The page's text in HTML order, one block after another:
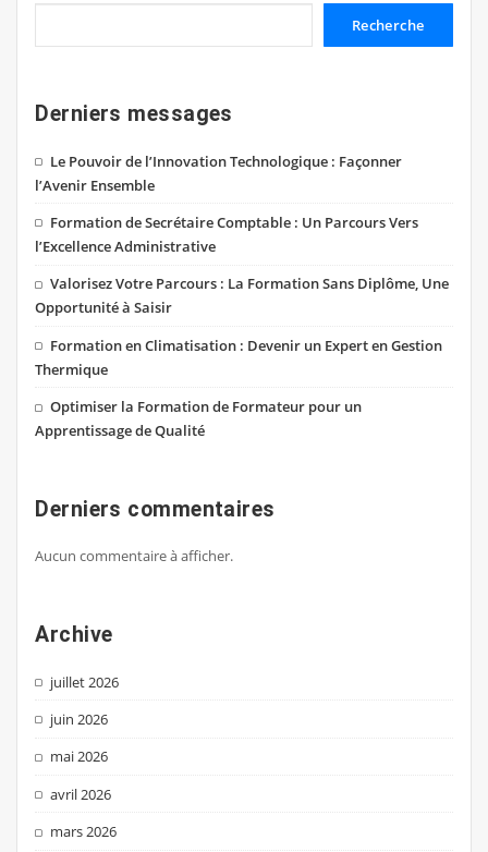
Recherche
Derniers messages
Le Pouvoir de l’Innovation Technologique : Façonner
l’Avenir Ensemble
Formation de Secrétaire Comptable : Un Parcours Vers
l’Excellence Administrative
Valorisez Votre Parcours : La Formation Sans Diplôme, Une
Opportunité à Saisir
Formation en Climatisation : Devenir un Expert en Gestion
Thermique
Optimiser la Formation de Formateur pour un
Apprentissage de Qualité
Derniers commentaires
Aucun commentaire à afficher.
Archive
juillet 2026
juin 2026
mai 2026
avril 2026
mars 2026